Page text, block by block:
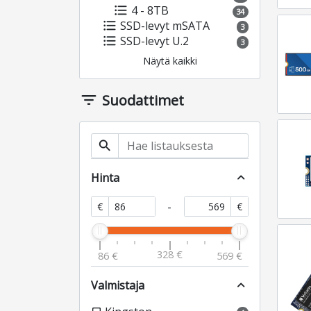
format_list_bulleted 4 - 8TB 34
format_list_bulleted SSD-levyt mSATA 3
format_list_bulleted SSD-levyt U.2 3
Näytä kaikki
filter_list Suodattimet
search
Hinta expand_less
€ - €
86 € 328 € 569 €
Valmistaja expand_less